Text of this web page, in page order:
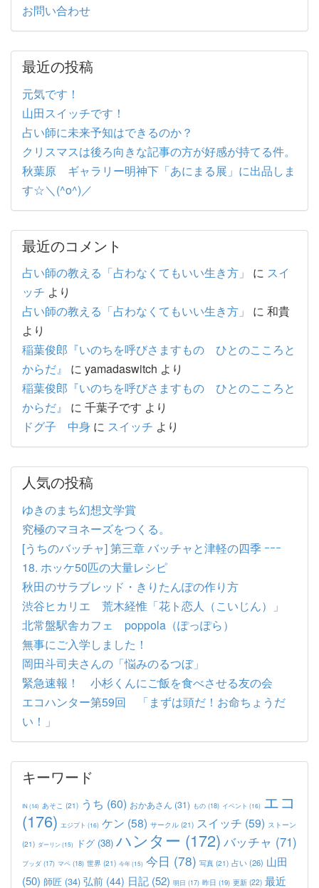
お問い合わせ
最近の投稿
元気です！
山田スイッチです！
占い師に未来予知はできるのか？
クリスマスは後ろ向きな記事の方が好感が持てる件。
秋葉原 ギャラリー明神下「あにまる展」に出品しま
す☆＼(^o^)／
最近のコメント
占い師の教える「占わなくてもいい生き方」 に スイ
ッチ より
占い師の教える「占わなくてもいい生き方」
に 和貴
より
稲葉俊郎『いのちを呼びさますもの ひとのこころと
からだ』
に yamadaswitch より
稲葉俊郎『いのちを呼びさますもの ひとのこころと
からだ』
に 千葉子です より
ドグ子 中身 に スイッチ より
人気の投稿
ゆきのまち幻想文学賞
究極のマヨネーズをつくる。
[うちのバッチャ] 第三章 バッチャと津軽の四季 ｰｰｰ
18. ホッケ50匹の大量レシピ
秋田のサラブレッド・きりたんぽの作り方
渋谷ヒカリエ 荒木経惟「花ト恋人（こいじん）」
北常盤駅舎カフェ poppola（ぽっぽら）
無事にご入学しました！
岡田斗司夫さんの「悩みのるつぼ」
緊急速報！ 小杉くんにご飯を食べさせる友の会
エコハンター第59回 「まずは頭だ！お命ちょうだ
い！」
キーワード
IN(14) あそこ (21) うち (60) おかあさん (31) もの (18) イベント (16) エコ
(176) エジプト (16) ケン (58) サークル (21) スイッチ (59) ストーン
(21) ダーリン(15) ドグ (38) ハンター (172) バッチャ (71)
ブッダ (17) マペ (18) 世界 (21) 今年(15) 今日 (78) 写真 (21) 占い(26) 山田
(50) 師匠 (34) 弘前 (44) 日記 (52) 明日 (17) 昨日 (19) 更新 (22) 最近